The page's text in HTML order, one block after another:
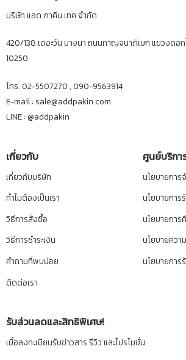
บริษัท แอด ภาคิน เทค จำกัด
420/138 เดอะวัน บางนา ถนนกาญจนาภิเษก แขวงดอก
10250
โทร. 02-5507270 , 090-9563914
E-mail : sale@addpakin.com
LINE : @addpakin
เกี่ยวกับ
เกี่ยวกับบริษัท
ทำไมต้องเป็นเรา
วิธีการสั่งซื้อ
วิธีการชำระเงิน
คำถามที่พบบ่อย
ติดต่อเรา
ศูนย์บริกา
นโยบายกา
นโยบายการ
นโยบายการ
นโยบายควา
นโยบายการ
รับส่วนลดและสิทธิพิเศษ!
เมื่อลงทะเบียนรับข่าวสาร รีวิว และโปรโมชั่น